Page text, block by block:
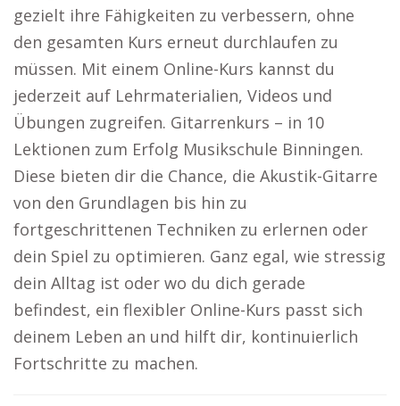
gezielt ihre Fähigkeiten zu verbessern, ohne
den gesamten Kurs erneut durchlaufen zu
müssen. Mit einem Online-Kurs kannst du
jederzeit auf Lehrmaterialien, Videos und
Übungen zugreifen. Gitarrenkurs – in 10
Lektionen zum Erfolg Musikschule Binningen.
Diese bieten dir die Chance, die Akustik-Gitarre
von den Grundlagen bis hin zu
fortgeschrittenen Techniken zu erlernen oder
dein Spiel zu optimieren. Ganz egal, wie stressig
dein Alltag ist oder wo du dich gerade
befindest, ein flexibler Online-Kurs passt sich
deinem Leben an und hilft dir, kontinuierlich
Fortschritte zu machen.